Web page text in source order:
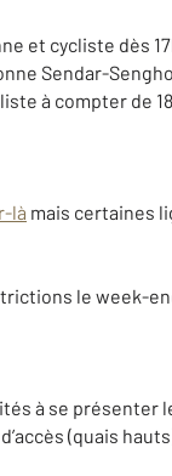
et cycliste dès
Sendar-
à compter de
là mais certaines
le week-
à se présenter
(quais